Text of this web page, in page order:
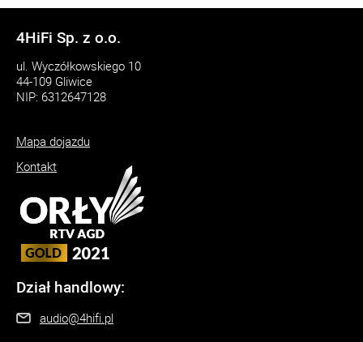
4HiFi Sp. z o.o.
ul. Wyczółkowskiego 10
44-109 Gliwice
NIP: 6312647128
Mapa dojazdu
Kontakt
Dział handlowy:
audio@4hifi.pl